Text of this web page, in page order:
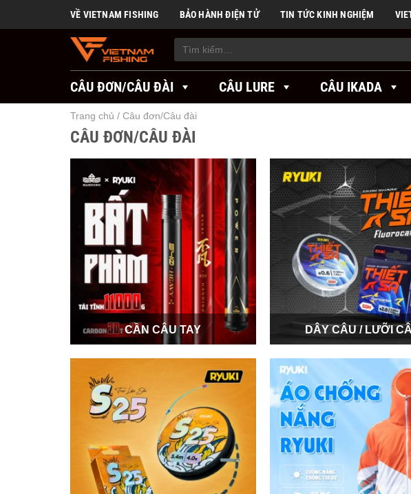
VỀ VIETNAM FISHING BẢO HÀNH ĐIỆN TỬ TIN TỨC KINH NGHIỆM
Tìm
kiếm:
CÂU ĐƠN/CÂU ĐÀI CÂU LURE CÂU IKADA
Trang chủ / Câu đơn/Câu đài
CÂU ĐƠN/CÂU ĐÀI
CẦN CÂU TAY DÂY CÂU / LƯỠI